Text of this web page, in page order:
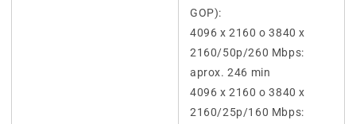
GOP):
4096 x 2160 o 3840 x
2160/50p/260 Mbps:
aprox. 246 min
4096 x 2160 o 3840 x
2160/25p/160 Mbps: